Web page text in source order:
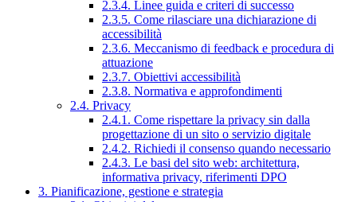
2.3.4. Linee guida e criteri di successo
2.3.5. Come rilasciare una dichiarazione di
accessibilità
2.3.6. Meccanismo di feedback e procedura di
attuazione
2.3.7. Obiettivi accessibilità
2.3.8. Normativa e approfondimenti
2.4. Privacy
2.4.1. Come rispettare la privacy sin dalla
progettazione di un sito o servizio digitale
2.4.2. Richiedi il consenso quando necessario
2.4.3. Le basi del sito web: architettura,
informativa privacy, riferimenti DPO
3. Pianificazione, gestione e strategia